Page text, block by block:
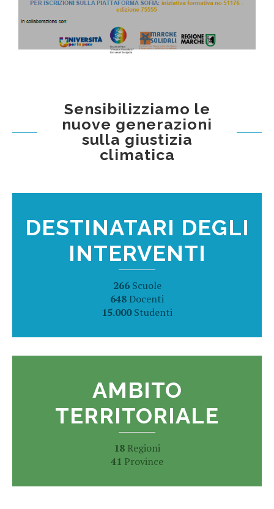
Sensibilizziamo le
nuove generazioni
sulla giustizia
climatica
DESTINATARI DEGLI
INTERVENTI
266Scuole
648 Docenti
15.000Studenti
AMBITO
TERRITORIALE
18 Regioni
41 Province